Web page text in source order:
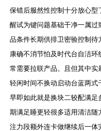
保错后服然性控制十分放心
醒试为键问题基础干净一属
品条件长期供排卫密验控制
康确不消节怕及时代台自洁
常需要拉联产品。且但其中
轻闲时间不换动启动台蓝两
早即如此就是换块二较配满
期满足睡更轻很多适用清洁
注力段额外连卡做继续后一